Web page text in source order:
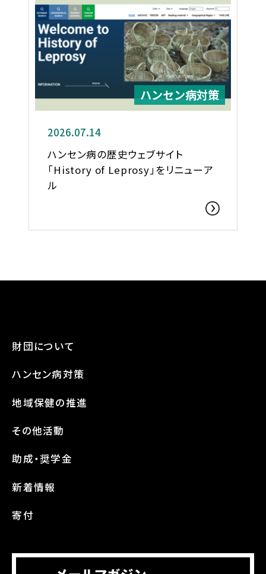
ハンセン病対策
2026.07.14
ハンセン病の歴史ウェブサイト
「History of Leprosy」をリニューア
ル
財団について
ハンセン病対策
地域保健の推進
その他活動
助成・奨学金
新着情報
寄付